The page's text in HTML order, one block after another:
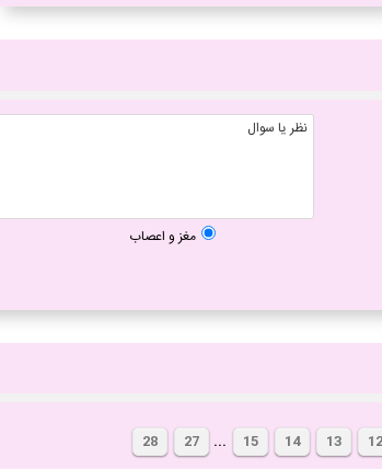
مغز و اعصاب
12
13
14
15
...
27
28